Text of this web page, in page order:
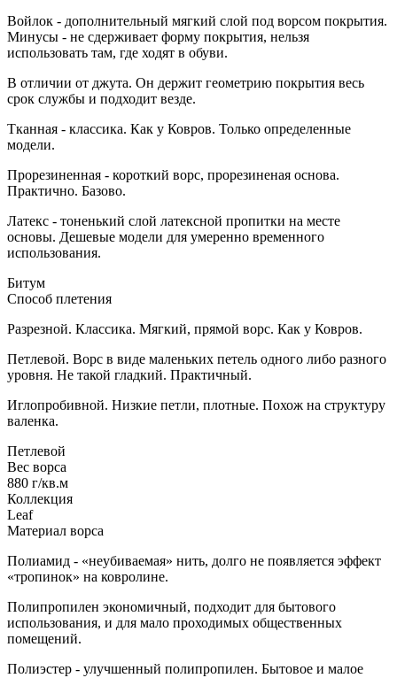
Войлок - дополнительный мягкий слой под ворсом покрытия.
Минусы - не сдерживает форму покрытия, нельзя
использовать там, где ходят в обуви.
В отличии от джута. Он держит геометрию покрытия весь
срок службы и подходит везде.
Тканная - классика. Как у Ковров. Только определенные
модели.
Прорезиненная - короткий ворс, прорезиненая основа.
Практично. Базово.
Латекс - тоненький слой латексной пропитки на месте
основы. Дешевые модели для умеренно временного
использования.
Битум
Способ плетения
Разрезной. Классика. Мягкий, прямой ворс. Как у Ковров.
Петлевой. Ворс в виде маленьких петель одного либо разного
уровня. Не такой гладкий. Практичный.
Иглопробивной. Низкие петли, плотные. Похож на структуру
валенка.
Петлевой
Вес ворса
880 г/кв.м
Коллекция
Leaf
Материал ворса
Полиамид - «неубиваемая» нить, долго не появляется эффект
«тропинок» на ковролине.
Полипропилен экономичный, подходит для бытового
использования, и для мало проходимых общественных
помещений.
Полиэстер - улучшенный полипропилен. Бытовое и малое